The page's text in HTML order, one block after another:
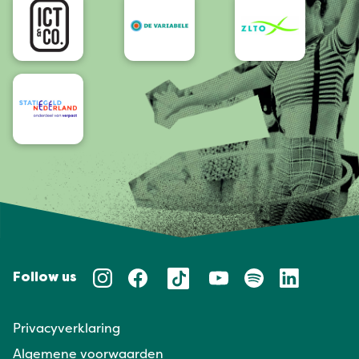
Follow us
Privacyverklaring
Algemene voorwaarden